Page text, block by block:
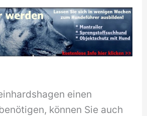
einen
können Sie auch